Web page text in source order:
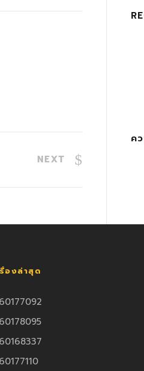
NEXT
ค
องล่าสุด